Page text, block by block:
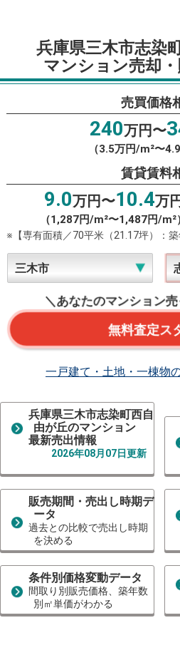
兵庫県三木市志染
マンション売却
売買価格
240万円〜
（3.5万円/m²〜
賃貸賃料
9.0万円〜10.4万
（1,287円/m²〜1,487円/m²
※【専有面積／70平米（21.17坪）：
＼あなたのマンション
無料査定ス
一戸建て・土地・一棟物
兵庫県三木市志染町西自
由が丘のマンション
最新売出情報
2026年08月07日更新
販売期間・売出し時期デ
ータ
過去との比較で売出し時期
を決める
条件別価格変動データ
間取り別販売価格、築年数
別㎡単価がわかる